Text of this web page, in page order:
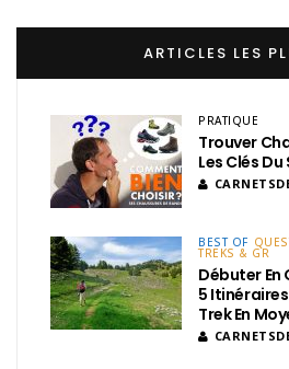
ARTICLES LES
PRATIQUE
Trouver
Les Clés
BEST OF
TREKS & GR
Débuter En
5
Trek En